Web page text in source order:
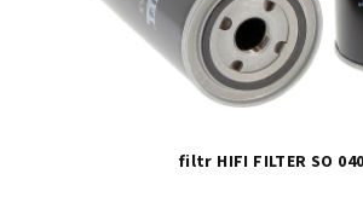
filtr HIFI FILTER SO 040